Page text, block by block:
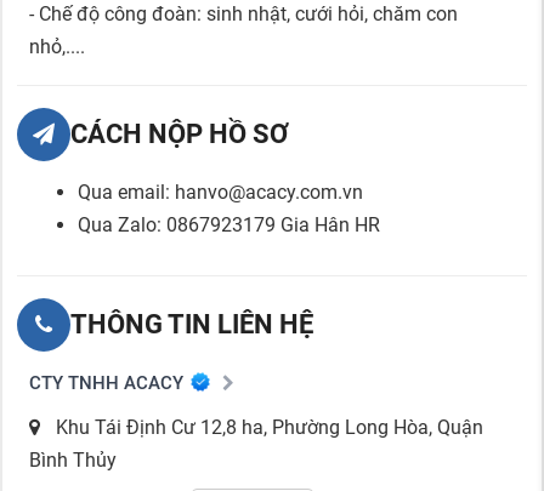
- Chế độ công đoàn: sinh nhật, cưới hỏi, chăm con
nhỏ,....
CÁCH NỘP HỒ SƠ
Qua email: hanvo@acacy.com.vn
Qua Zalo: 0867923179 Gia Hân HR
THÔNG TIN LIÊN HỆ
CTY TNHH ACACY
Khu Tái Định Cư 12,8 ha, Phường Long Hòa, Quận
Bình Thủy